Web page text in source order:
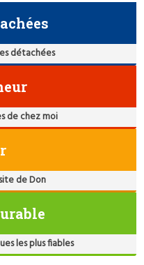
détachées
de chez moi
de Don
les plus fiables